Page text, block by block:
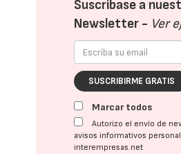
Suscríbase a
Newsletter - Ver
SUSCRIBIRME GRATIS
Marcar todos
Autorizo el envío de
avisos informativos
interempresas.net